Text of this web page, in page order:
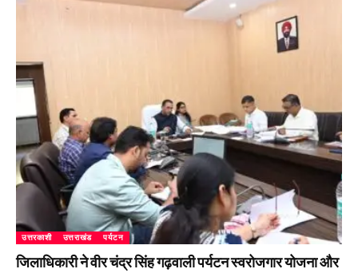
उत्तरकाशी उत्तराखंड पर्यटन
जिलाधिकारी ने वीर चंद्र सिंह गढ़वाली पर्यटन स्वरोजगार योजना और